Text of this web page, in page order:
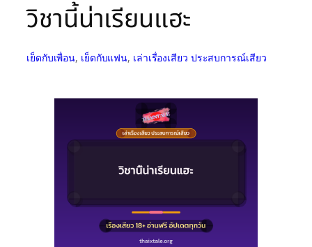
วิชานี้น่าเรียนแฮะ
เย็ดกับเพื่อน, เย็ดกับแฟน, เล่าเรื่องเสียว ประสบการณ์เสียว